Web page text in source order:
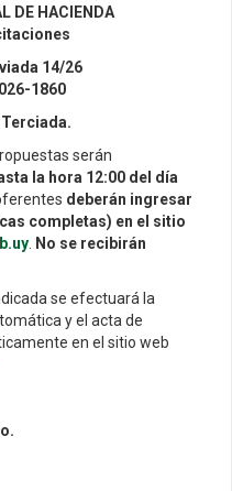
DE HACIENDA
14/26
1860
serán
la hora 12:00 del día
deberán ingresar
completas) en el sitio
No se recibirán
se efectuará la
y el acta de
en el sitio web